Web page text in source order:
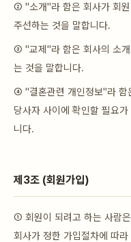
② "소개"라 함은 회사가 회원
주선하는 것을 말합니다.
③ "교제"라 함은 회사의 소
는 것을 말합니다.
④ "결혼관련 개인정보"라 함
당사자 사이에 확인할 필요
니다.
제3조 (회원가입)
① 회원이 되려고 하는 사람
회사가 정한 가입절차에 따